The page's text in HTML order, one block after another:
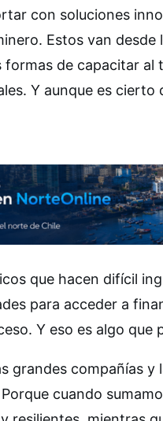
con soluciones
Estos van
de capacitar al
Y aunque es
que hacen difícil
para acceder a
Y eso es algo que
compañías y
cuando